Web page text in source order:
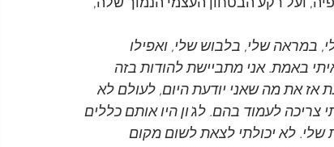
ועל רקע הבטחון העצמי הנמוך שלה,
במראה שלי, בלבוש שלי, ואפילו
באמת. אני מתביישת להודות בזה
אז את מה שאני יודעת היום, לעולם לא
צריכה לעמוד בהם. לג'ון היו אותם כללים
שלי. לא יכולתי לצאת לשום מקום